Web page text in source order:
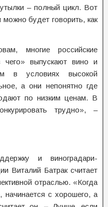
– полный цикл. Вот
будет говорить, как
многие российские
чего» выпускают вино и
в условиях высокой
а они непонятно где
по низким ценам. В
трудно», –
и виноградари-
Виталий Батрак считает
отраслью. «Когда
начинается с хорошего, а